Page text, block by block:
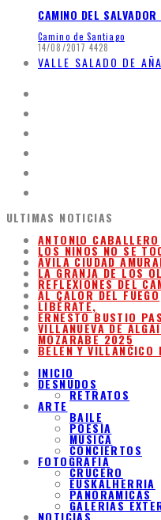
CAMINO DEL
Camino de Santiago
14/08/2017 4428
VALLE SALADO DE
ULTIMAS NOTICIAS
ANTONIO CABALLERO
LOS NIÑOS NO SE
ÁVILA CIUDAD
LA GRANJA DE LOS
REFLEXIONES DEL
AL CALOR DEL FUEGO
LIBÉRATE,
ERNESTO BUSTIO
VILLANUEVA DE
MOZARABE 2025
BELEN Y
INICIO
DESNUDOS
RETRATOS
ARTE
BAILE
POESIA
MUSICA
CONCIERTOS
FOTOGRAFIA
CRUCERO
EUSKALHERRIA
PANORAMICAS
GALERIAS
NOTICIAS